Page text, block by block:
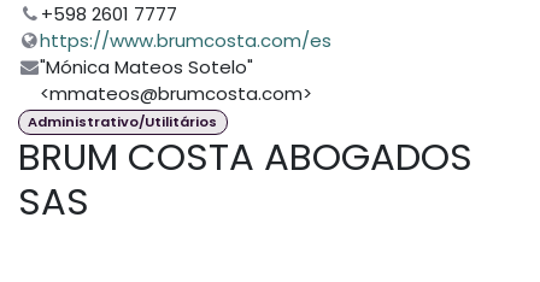
+598 2601 7777
https://www.brumcosta.com/es
"Mónica Mateos Sotelo"
<mmateos@brumcosta.com>
Administrativo/Utilitários
BRUM COSTA ABOGADOS
SAS